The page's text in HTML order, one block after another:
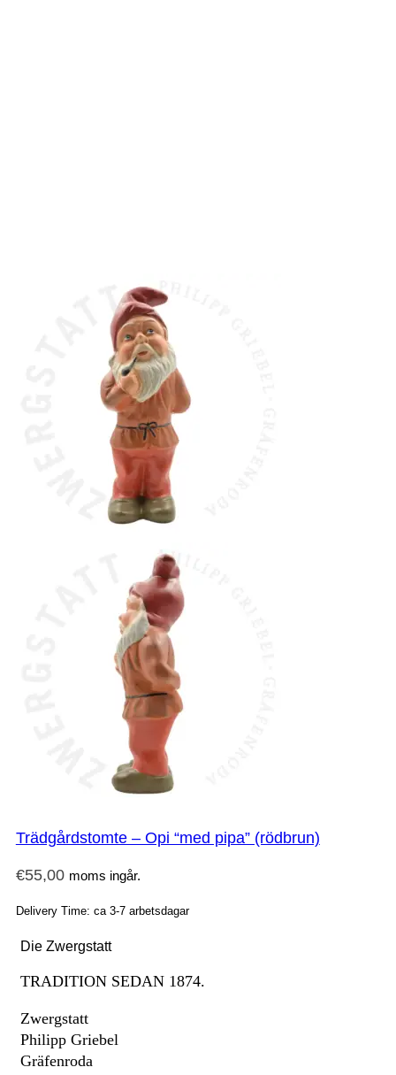
Trädgårdstomte – Opi “med pipa” (rödbrun)
€55,00 moms ingår.
Delivery Time: ca 3-7 arbetsdagar
Die Zwergstatt
TRADITION SEDAN 1874.
Zwergstatt
Philipp Griebel
Gräfenroda